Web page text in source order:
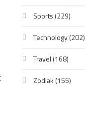
Sports (229)
Technology(202)
Travel (168)
Zodiak (155)